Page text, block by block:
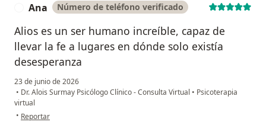
Ana Número de teléfono verificado
Alios es un ser humano increíble, capaz de
llevar la fe a lugares en dónde solo existía
desesperanza
23 de junio de 2026
• Dr. Alois Surmay Psicólogo Clínico - Consulta Virtual • Psicoterapia
virtual
• en opinión del usuario Ana
Reportar